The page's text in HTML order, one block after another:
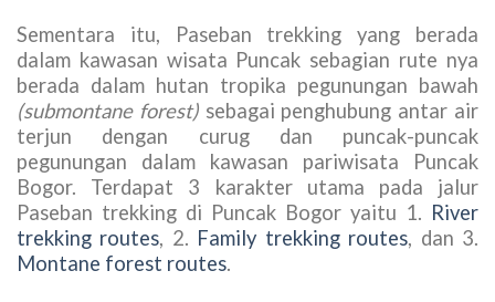
Sementara itu, Paseban trekking yang berada
dalam kawasan wisata Puncak sebagian rute nya
berada dalam hutan tropika pegunungan bawah
(submontane forest)sebagai penghubung antar air
terjun dengan curug dan puncak-puncak
pegunungan dalam kawasan pariwisata Puncak
Bogor. Terdapat 3 karakter utama pada jalur
Paseban trekking di Puncak Bogor yaitu 1. River
trekking routes, 2. Family trekking routes, dan 3.
Montane forest routes.